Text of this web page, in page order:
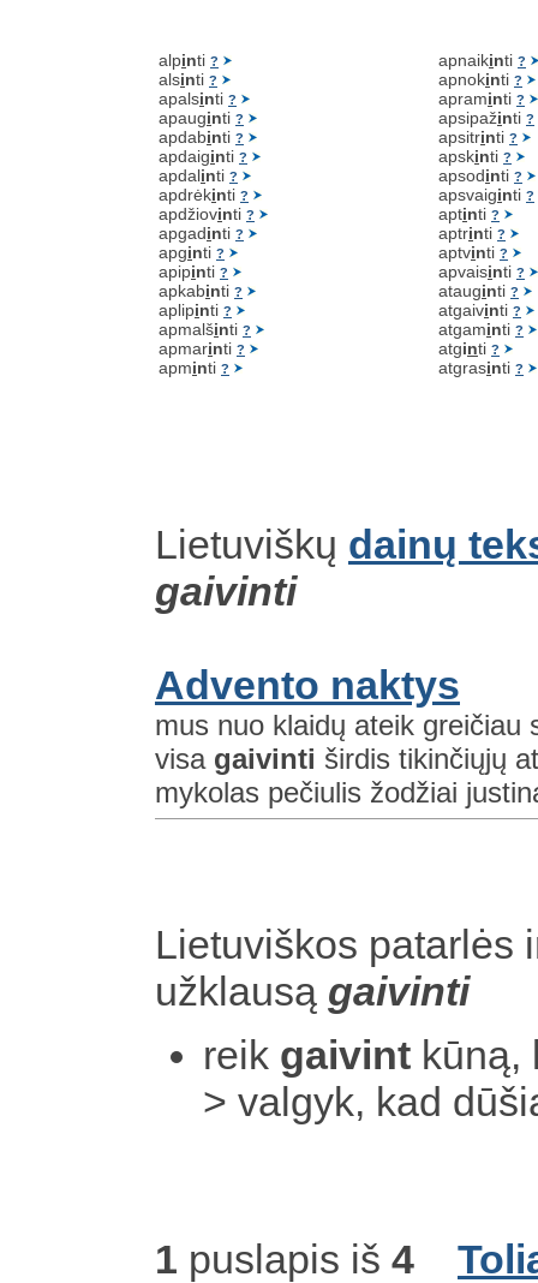
alpinti ?
alsinti ?
apalsinti ?
apauginti ?
apdabinti ?
apdaiginti ?
apdalinti ?
apdrėkinti ?
apdžiovinti ?
apgadinti ?
apginti ?
apipinti ?
apkabinti ?
aplipinti ?
apmalšinti ?
apmarinti ?
apminti ?
apnaikinti ?
apnokinti ?
apraminti ?
apsipažinti ?
apsitrinti ?
apskinti ?
apsodinti ?
apsvaiginti ?
aptinti ?
aptrinti ?
aptvinti ?
apvaisinti ?
atauginti ?
atgaivinti ?
atgaminti ?
atginti ?
atgrasinti ?
Lietuviškų dainų
gaivinti
Advento naktys
mus nuo klaidų ateik greičiau
visa gaivinti širdis tikinčiųjų
mykolas pečiulis žodžiai
Lietuviškos patarlės
užklausą gaivinti
reik gaivint kūną,
> valgyk, kad
1 puslapis iš 4